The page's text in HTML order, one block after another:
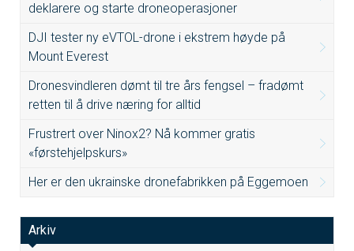
deklarere og starte droneoperasjoner
DJI tester ny eVTOL-drone i ekstrem høyde på
Mount Everest
Dronesvindleren dømt til tre års fengsel – fradømt
retten til å drive næring for alltid
Frustrert over Ninox2? Nå kommer gratis
«førstehjelpskurs»
Her er den ukrainske dronefabrikken på Eggemoen
Arkiv